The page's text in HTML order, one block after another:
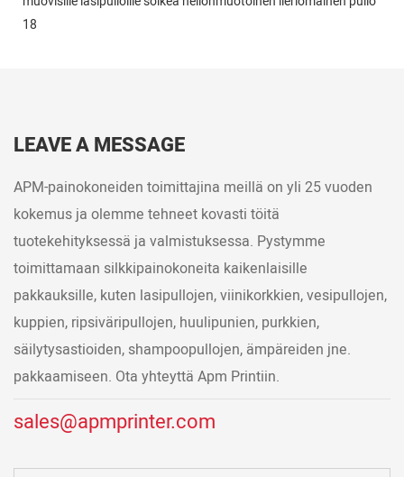
LEAVE A MESSAGE
APM-painokoneiden toimittajina meillä on yli 25 vuoden
kokemus ja olemme tehneet kovasti töitä
tuotekehityksessä ja valmistuksessa. Pystymme
toimittamaan silkkipainokoneita kaikenlaisille
pakkauksille, kuten lasipullojen, viinikorkkien, vesipullojen,
kuppien, ripsiväripullojen, huulipunien, purkkien,
säilytysastioiden, shampoopullojen, ämpäreiden jne.
pakkaamiseen. Ota yhteyttä Apm Printiin.
sales@apmprinter.com